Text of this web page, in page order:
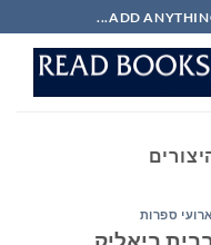
ADD
ספרות
ביאליק